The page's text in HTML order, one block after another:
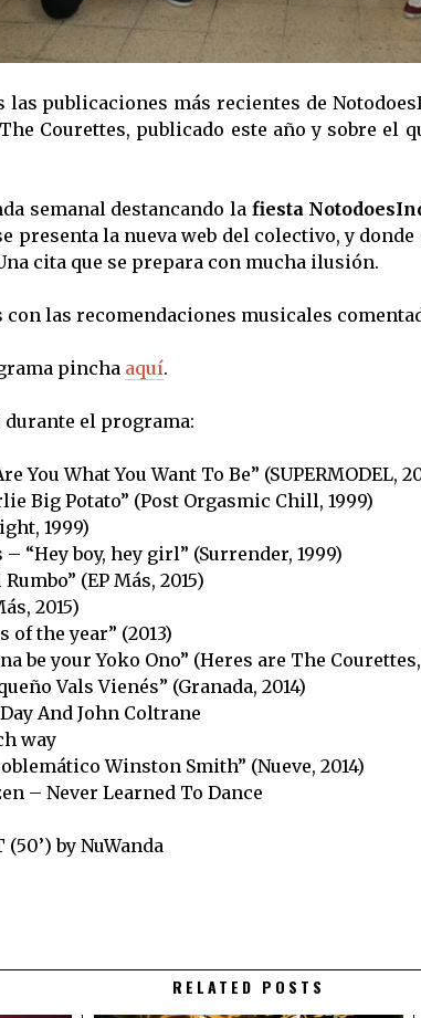
las publicaciones más recientes de
Courettes, publicado este año y sobre el
semanal destancando la fiesta
presenta la nueva web del colectivo, y
cita que se prepara con mucha ilusión.
las recomendaciones musicales
pincha aquí.
durante el programa:
You What You Want To Be” (SUPERMODEL,
Big Potato” (Post Orgasmic Chill, 1999)
1999)
“Hey boy, hey girl” (Surrender, 1999)
(EP Más, 2015)
2015)
the year” (2013)
be your Yoko Ono” (Heres are The Courettes,
Vals Vienés” (Granada, 2014)
And John Coltrane
way
Winston Smith” (Nueve, 2014)
– Never Learned To Dance
(50’) by NuWanda
RELATED POSTS